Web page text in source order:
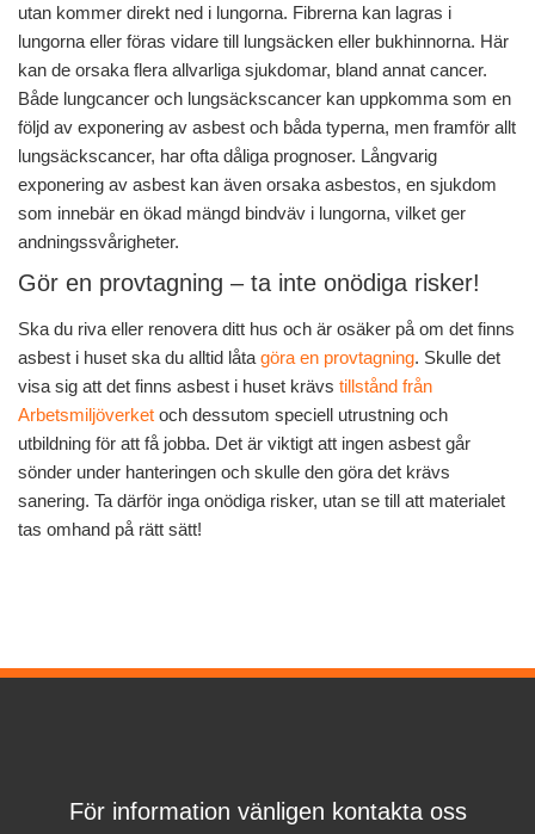
utan kommer direkt ned i lungorna. Fibrerna kan lagras i
lungorna eller föras vidare till lungsäcken eller bukhinnorna. Här
kan de orsaka flera allvarliga sjukdomar, bland annat cancer.
Både lungcancer och lungsäckscancer kan uppkomma som en
följd av exponering av asbest och båda typerna, men framför allt
lungsäckscancer, har ofta dåliga prognoser. Långvarig
exponering av asbest kan även orsaka asbestos, en sjukdom
som innebär en ökad mängd bindväv i lungorna, vilket ger
andningssvårigheter.
Gör en provtagning – ta inte onödiga risker!
Ska du riva eller renovera ditt hus och är osäker på om det finns
asbest i huset ska du alltid låta göra en provtagning. Skulle det
visa sig att det finns asbest i huset krävs tillstånd från
Arbetsmiljöverket och dessutom speciell utrustning och
utbildning för att få jobba. Det är viktigt att ingen asbest går
sönder under hanteringen och skulle den göra det krävs
sanering. Ta därför inga onödiga risker, utan se till att materialet
tas omhand på rätt sätt!
För information vänligen kontakta oss